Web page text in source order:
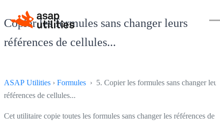
Copier les formules sans changer leurs
références de cellules...
ASAP Utilities › Formules › 5. Copier les formules sans changer
références de cellules...
Cet utilitaire copie toutes les formules sans changer les références de